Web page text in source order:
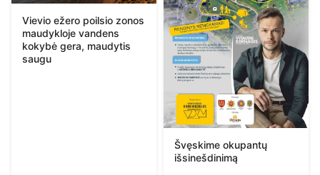
Vievio ežero poilsio zonos
maudykloje vandens
kokybė gera, maudytis
saugu
Švęskime okupantų
išsinešdinimą